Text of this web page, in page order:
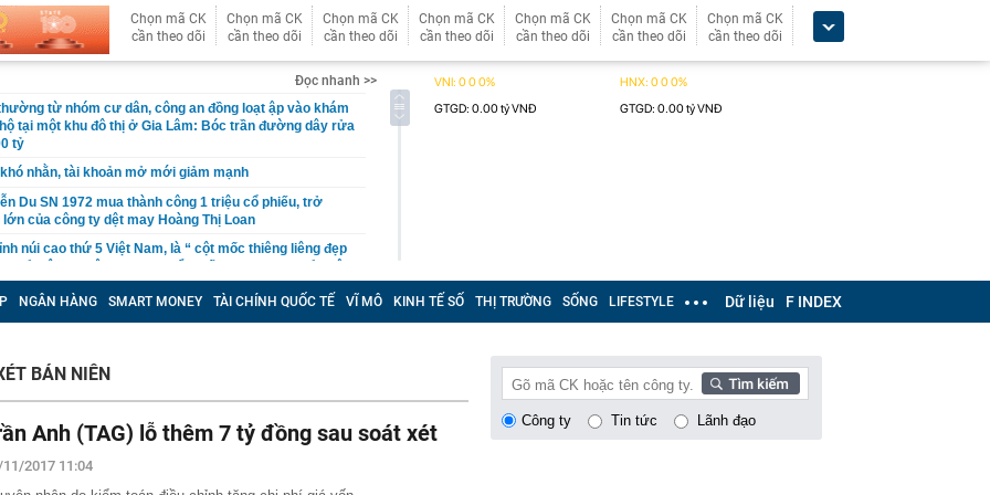
Chọn mã CK
cần theo dõi
Chọn mã CK
cần theo dõi
Chọn mã CK
cần theo dõi
Chọn mã CK
cần theo dõi
Chọn mã CK
cần theo dõi
Chọn mã CK
cần theo dõi
Chọn mã CK
cần theo dõi
Đọc nhanh >>
từ nhóm cư dân, công an đồng loạt ập vào khám
tại một khu đô thị ở Gia Lâm: Bóc trần đường dây rửa
tỷ
nhằn, tài khoản mở mới giảm mạnh
Du SN 1972 mua thành công 1 triệu cổ phiếu, trở
của công ty dệt may Hoàng Thị Loan
núi cao thứ 5 Việt Nam, là “ cột mốc thiêng liêng đẹp
hệ thống y khoa tư nhân sở hữu 14 bệnh viện, 2.900
bị HoSE cắt margin trong tháng 8
Việt thu hơn 1 tỷ USD ở nước ngoài trong nửa đầu
tăng hơn 120%
dự phóng VN-Index có thể chạm mốc 1.885 điểm
8
NGÂN HÀNG SMART MONEY TÀI CHÍNH QUỐC TẾ VĨ MÔ KINH TẾ SỐ THỊ TRƯỜNG SỐNG LIFESTYLE Dữ liệu F INDEX
BÁN NIÊN
Anh (TAG) lỗ thêm 7 tỷ đồng sau soát xét
11/2017 11:04
Công ty Tin tức Lãnh đạo